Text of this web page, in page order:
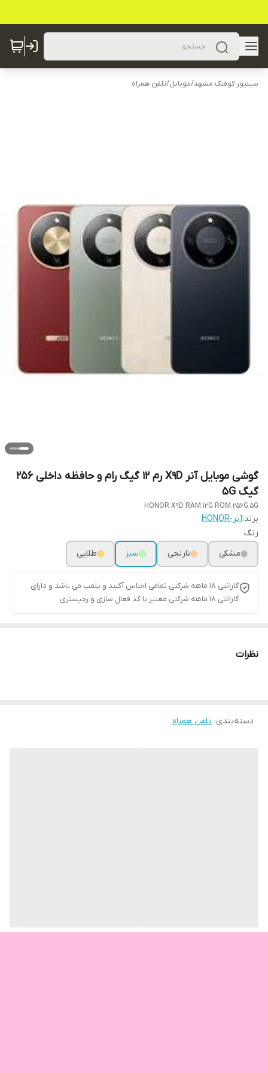
سینیور کوفنگ مشهد/موبایل/تلفن همراه
گوشی موبایل آنر X9D رم 12 گیگ رام و حافظه داخلی 256
گیگ 5G
HONOR X9D RAM:12G ROM:256G 5G
برند:آنر-HONOR
رنگ
مشکی
نارنجی سبز طلایی
گارانتی ۱۸ ماهه شرکتی تمامی اجناس آکبند و پلمپ می باشد و دارای
گارانتی ۱۸ ماهه شرکتی معتبر با کد فعال سازی و رجیستری
نظرات
دسته‌بندی: تلفن همراه